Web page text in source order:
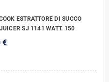
ESTRATTORE DI SUCCO
SJ 1141 WATT. 150
€